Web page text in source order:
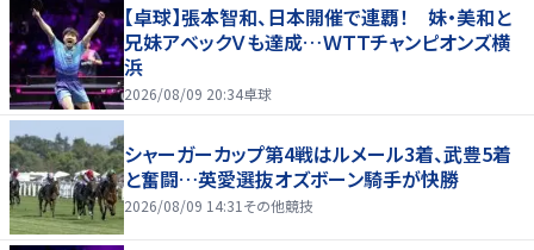
【卓球】張本智和、日本開催で連覇！ 妹・美和と
兄妹アベックＶも達成…ＷＴＴチャンピオンズ横
浜
2026/08/09 20:34卓球
シャーガーカップ第4戦はルメール3着、武豊5着
と奮闘…英愛選抜オズボーン騎手が快勝
2026/08/09 14:31 その他競技